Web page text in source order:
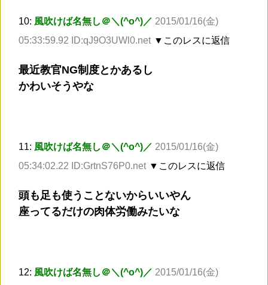
10: 風吹けば名無し＠＼(^o^)／ 2015/01/16(金)
05:33:59.92 ID:qJ9O3UWl0.net ▼このレスに返信
最近教官NG制度とかあるし
かわいそうやな
11: 風吹けば名無し＠＼(^o^)／ 2015/01/16(金)
05:34:02.22 ID:GrtnS76P0.net ▼このレスに返信
頭も足も使うことないからいいやん
座ってるだけの肉体労働みたいな
12: 風吹けば名無し＠＼(^o^)／ 2015/01/16(金)